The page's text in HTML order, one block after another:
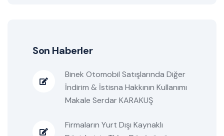
Son Haberler
Binek Otomobil Satışlarında Diğer
İndirim & İstisna Hakkının Kullanımı
Makale Serdar KARAKUŞ
Firmaların Yurt Dışı Kaynaklı